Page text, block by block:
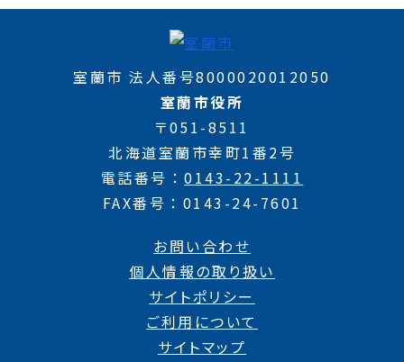
室蘭市 法人番号8000020012050
室蘭市役所
〒051-8511
北海道室蘭市幸町1番2号
電話番号
0143-22-1111
FAX番号
0143-24-7601
お問い合わせ
個人情報の取り扱い
サイトポリシー
ご利用について
サイトマップ